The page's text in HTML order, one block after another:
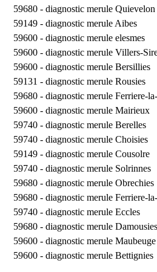
59680 - diagnostic merule Quievelon
59149 - diagnostic merule Aibes
59600 - diagnostic merule elesmes
59600 - diagnostic merule Villers-
59600 - diagnostic merule Bersillies
59131 - diagnostic merule Rousies
59680 - diagnostic merule Ferriere-
59600 - diagnostic merule Mairieux
59740 - diagnostic merule Berelles
59740 - diagnostic merule Choisies
59149 - diagnostic merule Cousolre
59740 - diagnostic merule Solrinnes
59680 - diagnostic merule Obrechies
59680 - diagnostic merule Ferriere-
59740 - diagnostic merule Eccles
59680 - diagnostic merule Damousies
59600 - diagnostic merule Maubeuge
59600 - diagnostic merule Bettignies